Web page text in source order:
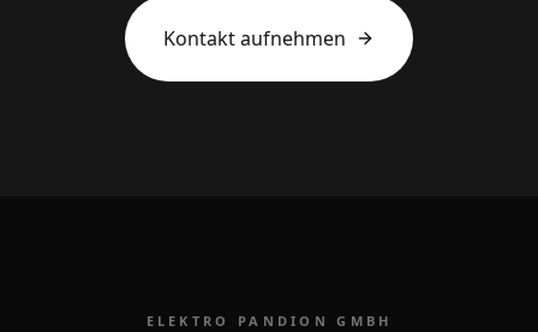
Kontakt aufnehmen
ELEKTRO PANDION GMBH